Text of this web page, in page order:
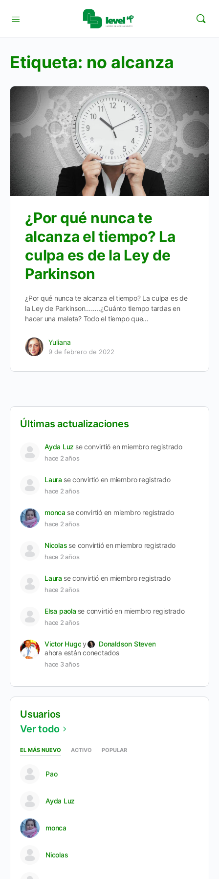
Etiqueta: no alcanza
¿Por qué nunca te
alcanza el tiempo? La
culpa es de la Ley de
Parkinson
¿Por qué nunca te alcanza el tiempo? La culpa es de
la Ley de Parkinson……..¿Cuánto tiempo tardas en
hacer una maleta? Todo el tiempo que…
Yuliana
9 de febrero de 2022
Últimas actualizaciones
Ayda Luz se convirtió en miembro registrado
hace 2 años
Laura se convirtió en miembro registrado
hace 2 años
monca se convirtió en miembro registrado
hace 2 años
Nicolas se convirtió en miembro registrado
hace 2 años
Laura se convirtió en miembro registrado
hace 2 años
Elsa paola se convirtió en miembro registrado
hace 2 años
Victor Hugoy
Donaldson Steven
ahora están conectados
hace 3 años
Usuarios
Ver todo
EL MÁS NUEVO ACTIVO POPULAR
Pao
Ayda Luz
monca
Nicolas